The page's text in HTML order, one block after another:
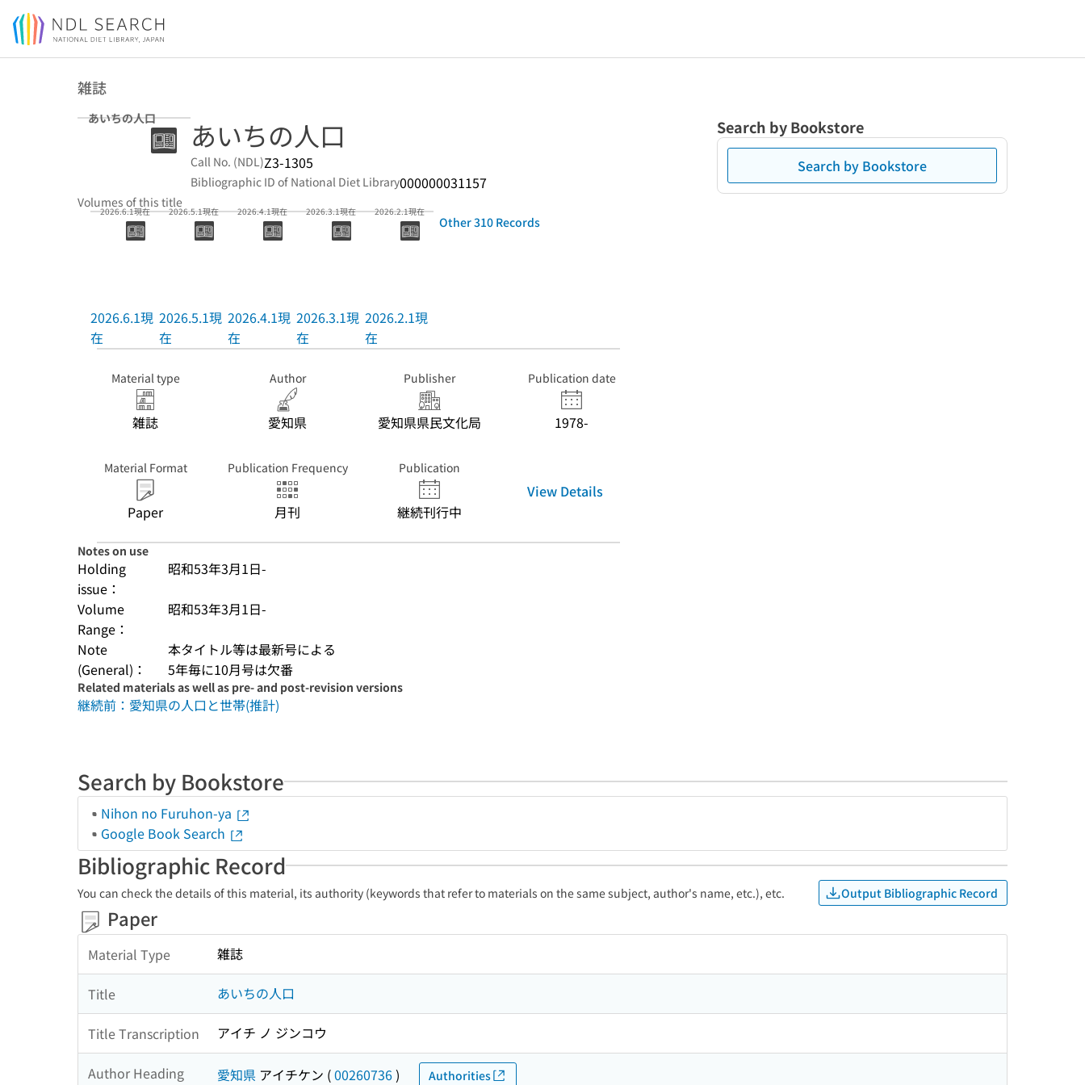
Jump to main content
雑誌
あいちの人口 あいちの人口
Call No. (NDL)Z3-1305
Bibliographic ID of National Diet Library000000031157
Volumes of this title
2026.6.1現在
2026.6.1現
在
2026.5.1現在
2026.5.1現
在
2026.4.1現在
2026.4.1現
在
2026.3.1現在
2026.3.1現
在
2026.2.1現在
2026.2.1現
在
Other 310 Records
Material type
雑誌
Author
愛知県
Publisher
愛知県県民文化局
Publication date
1978-
Material Format
Paper
Publication Frequency
月刊
Publication
継続刊行中
View Details
Notes on use
Holding
issue：
昭和53年3月1日-
Volume
Range：
昭和53年3月1日-
Note
(General)：
本タイトル等は最新号による
5年毎に10月号は欠番
Related materials as well as pre- and post-revision versions
継続前：愛知県の人口と世帯(推計)
Search by Bookstore
Search by Bookstore
Search by Bookstore
Nihon no Furuhon-ya
Google Book Search
Bibliographic Record
You can check the details of this material, its authority (keywords that refer to materials on the same subject, author's name, etc.), etc. Output Bibliographic Record
Paper
Material Type 雑誌
Title あいちの人口
Title Transcription アイチ ノ ジンコウ
Author Heading 愛知県 アイチケン (00260736) Authorities